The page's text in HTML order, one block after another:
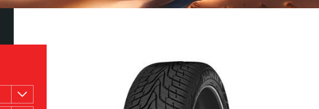
ROULAGE À PLAT